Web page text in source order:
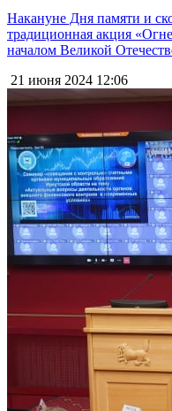
Накануне Дня памяти и
традиционная акция
началом Великой
21 июня 2024 12:06